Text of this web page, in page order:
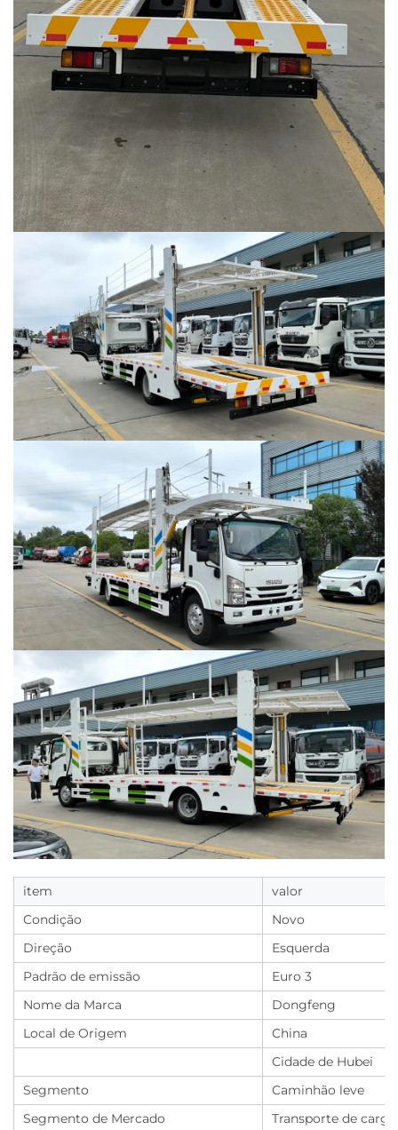
item
valor
Condição
Novo
Direção
Esquerda
Padrão de emissão
Euro 3
Nome da Marca
Dongfeng
Local de Origem
China
Cidade de Hubei
Segmento
Caminhão leve
Segmento de Mercado
Transporte de